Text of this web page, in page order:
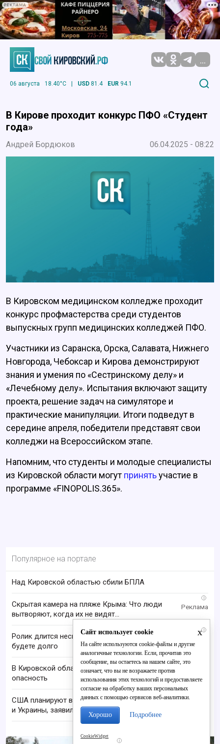
РЕКЛАМА
...
06 августа 18.40°C | USD 81.4 EUR 94.1
В Кирове проходит конкурс ПФО «Студент
года»
Андрей Бордюков 06.04.2025 - 08:22
В Кировском медицинском колледже проходит
конкурс профмастерства среди студентов
выпускных групп медицинских колледжей ПФО.
Участники из Саранска, Орска, Салавата, Нижнего
Новгорода, Чебоксар и Кирова демонстрируют
знания и умения по «Сестринскому делу» и
«Лечебному делу». Испытания включают защиту
проекта, решение задач на симуляторе и
практические манипуляции. Итоги подведут в
середине апреля, победители представят свои
колледжи на Всероссийском этапе.
Напомним, что студенты и молодые специалисты
из Кировской области могут принятьучастие в
программе «FINOPOLIS.365».
Популярное на портале
Над Кировской областью сбили БПЛА
i
Скрытая камера на пляже Крыма: Что люди
вытворяют, когда их не видят...
i
Ролик длится несколько секунд, а смеяться вы
будете долго
В Кировской области отменили ракетную
опасность
США планируют возобновить переговоры России
и Украины, заявил Рубио
i
x
Сайт использует cookie
На сайте используются cookie-файлы и другие
аналогичные технологии. Если, прочитав это
сообщение, вы остаетесь на нашем сайте, это
означает, что вы не возражаете против
использования этих технологий и предоставляете
согласие на обработку ваших персональных
данных с помощью сервисов веб-аналитики.
Хорошо Подробнее
CookieWidget